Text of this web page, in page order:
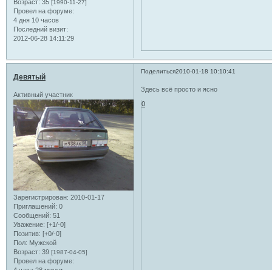
Возраст: 35 [1990-11-27]
Провел на форуме:
4 дня 10 часов
Последний визит:
2012-06-28 14:11:29
Поделиться2010-01-18 10:10:41
Девятый
Активный участник
Зарегистрирован: 2010-01-17
Приглашений: 0
Сообщений: 51
Уважение: [+1/-0]
Позитив: [+0/-0]
Пол: Мужской
Возраст: 39 [1987-04-05]
Провел на форуме:
Здесь всё просто и ясно
0